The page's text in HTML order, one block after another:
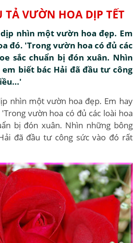
TẢ VƯỜN HOA DỊP TẾT
nhìn một vườn hoa đẹp. Em
đó. 'Trong vườn hoa có đủ các
sắc chuẩn bị đón xuân. Nhìn
biết bác Hải đã đầu tư công
nhìn một vườn hoa đẹp. Em hay
vườn hoa có đủ các loài hoa
bị đón xuân. Nhìn những bông
đã đầu tư công sức vào đó rất